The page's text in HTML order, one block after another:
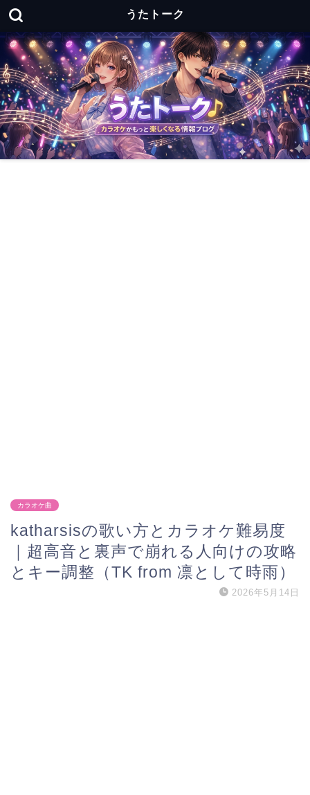
うたトーク
カラオケ曲
katharsisの歌い方とカラオケ難易度
｜超高音と裏声で崩れる人向けの攻略
とキー調整（TK from 凛として時雨）
2026年5月14日